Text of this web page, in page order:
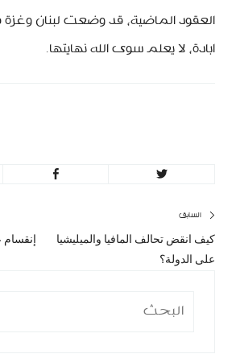
العقود الماضية، قد وضعت لبنان
ابادة، لا يعلم سوى الله نهايتها.
تصفّح
المقالات
السابق
المقال
كيف انقض تحالف المافيا والميليشيا
على الدولة؟
إنقسام
البحث